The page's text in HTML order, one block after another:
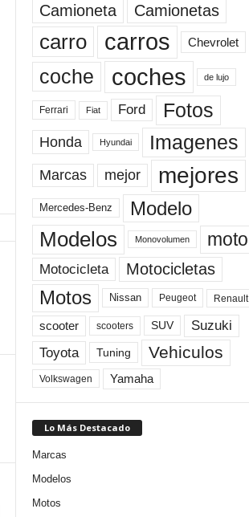
Camioneta Camionetas
carro carros Chevrolet
coche coches de lujo
Ferrari Fiat Ford Fotos
Honda Hyundai Imagenes
Marcas mejor mejores
Mercedes-Benz Modelo
Modelos Monovolumen moto
Motocicleta Motocicletas
Motos Nissan Peugeot Renault
scooter scooters SUV Suzuki
Toyota Tuning Vehiculos
Volkswagen Yamaha
Lo Más Destacado
Marcas
Modelos
Motos